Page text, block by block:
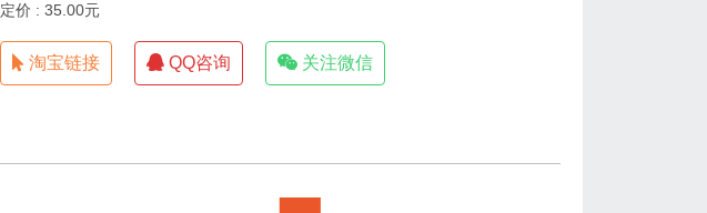
定价 : 35.00元
淘宝链接 QQ咨询 关注微信